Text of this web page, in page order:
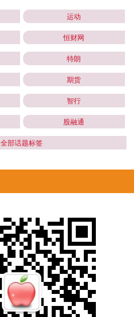
运动
恒财网
特朗
期货
智行
股融通
全部话题标签